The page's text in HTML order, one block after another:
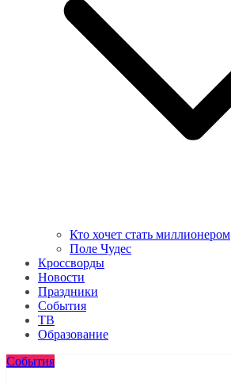
Кто хочет стать миллионером
Поле Чудес
Кроссворды
Новости
Праздники
События
ТВ
Образование
События